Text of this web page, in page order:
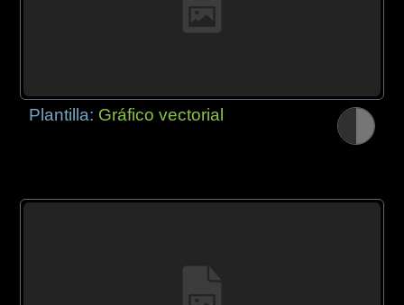
Plantilla: Gráfico vectorial